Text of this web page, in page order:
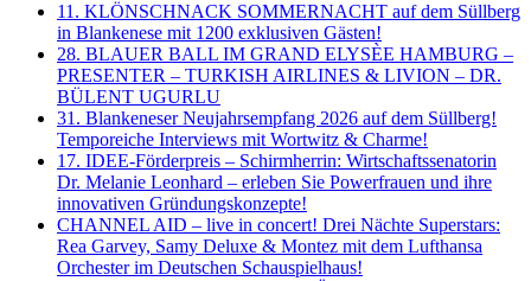
11. KLÖNSCHNACK SOMMERNACHT auf dem Süllberg
in Blankenese mit 1200 exklusiven Gästen!
28. BLAUER BALL IM GRAND ELYSÈE HAMBURG –
PRESENTER – TURKISH AIRLINES & LIVION – DR.
BÜLENT UGURLU
31. Blankeneser Neujahrsempfang 2026 auf dem Süllberg!
Temporeiche Interviews mit Wortwitz & Charme!
17. IDEE-Förderpreis – Schirmherrin: Wirtschaftssenatorin
Dr. Melanie Leonhard – erleben Sie Powerfrauen und ihre
innovativen Gründungskonzepte!
CHANNEL AID – live in concert! Drei Nächte Superstars:
Rea Garvey, Samy Deluxe & Montez mit dem Lufthansa
Orchester im Deutschen Schauspielhaus!